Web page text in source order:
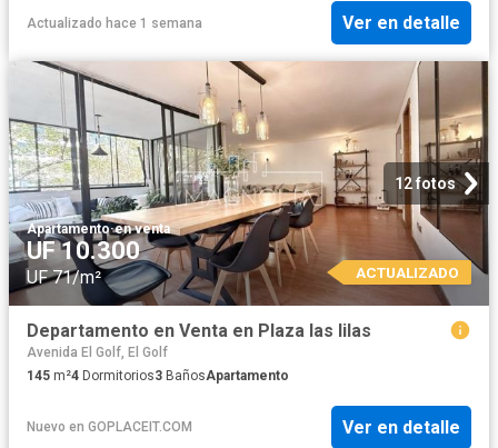
Actualizado hace 1 semana Ver en detalle
12 fotos
Apartamento·en venta
UF 10.300
UF 71/m² ACTUALIZADO
Departamento en Venta en Plaza las lilas
Avenida El Golf, El Golf
145 m²4 Dormitorios3 BañosApartamento
Nuevo en GOPLACEIT.COM Ver en detalle